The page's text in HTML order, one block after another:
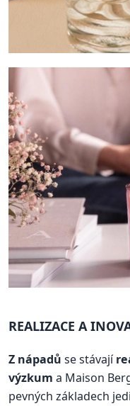
REALIZACE A
Z nápadů se stávají
výzkum a Maison
pevných základech